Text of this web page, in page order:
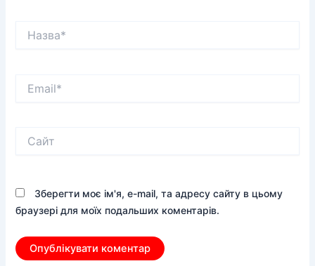
Зберегти моє ім'я, e-mail, та адресу сайту в цьому
браузері для моїх подальших коментарів.